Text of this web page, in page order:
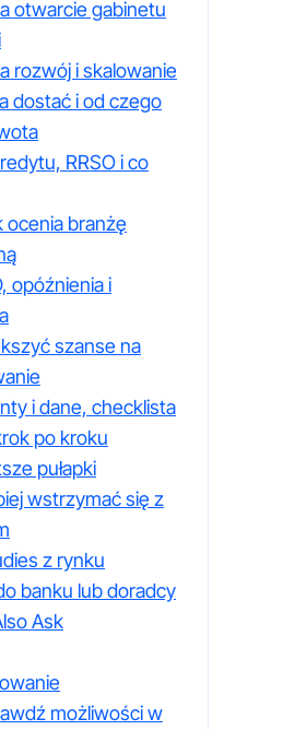
otwarcie gabinetu
rozwój i skalowanie
dostać i od czego
RRSO i co
ocenia branżę
opóźnienia i
szanse na
i dane, checklista
po kroku
pułapki
wstrzymać się z
z rynku
banku lub doradcy
Ask
możliwości w